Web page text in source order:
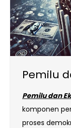
Pemilu
Pemilu dan
komponen
proses